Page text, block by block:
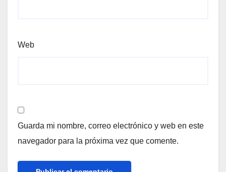
Web
Guarda mi nombre, correo electrónico y web en este
navegador para la próxima vez que comente.